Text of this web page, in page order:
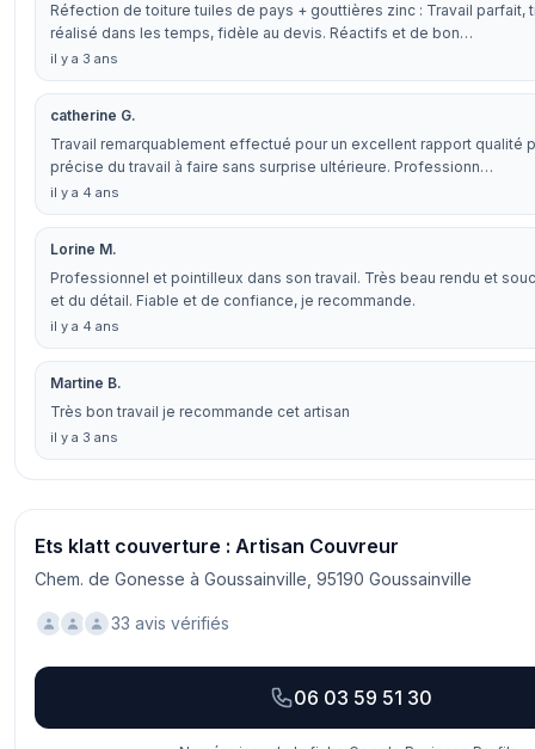
Réfection de toiture tuiles de pays + gouttières zinc : Travail parfait,
réalisé dans les temps, fidèle au devis. Réactifs et de bon…
il y a 3 ans
catherine G.
Travail remarquablement effectué pour un excellent rapport qualité
précise du travail à faire sans surprise ultérieure. Professionn…
il y a 4 ans
Lorine M.
Professionnel et pointilleux dans son travail. Très beau rendu et
et du détail. Fiable et de confiance, je recommande.
il y a 4 ans
Martine B.
Très bon travail je recommande cet artisan
il y a 3 ans
Ets klatt couverture : Artisan Couvreur
Chem. de Gonesse à Goussainville, 95190 Goussainville
33 avis vérifiés
06 03 59 51 30